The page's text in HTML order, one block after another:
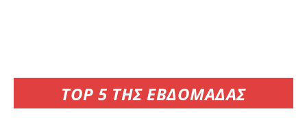
TOP 5 ΤΗΣ ΕΒΔΟΜΑΔΑΣ